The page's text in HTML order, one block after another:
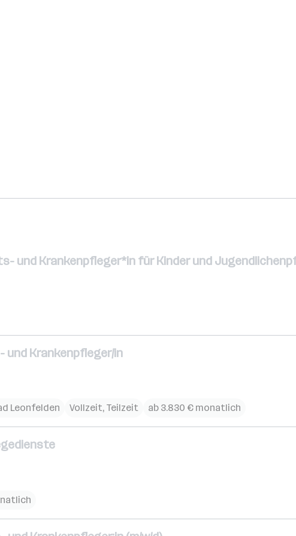
und Krankenpfleger*in für Kinder und
und Krankenpfleger/in
Leonfelden Vollzeit, Teilzeit ab 3.830 € monatlich